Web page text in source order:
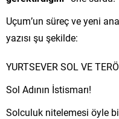
Uçum’un süreç ve yeni
yazısı şu şekilde:
YURTSEVER SOL VE
Sol Adının İstismarı!
Solculuk nitelemesi öyle